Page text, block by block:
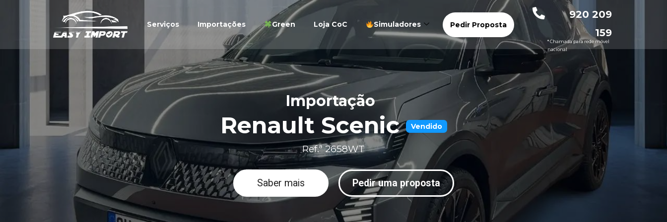
Serviços Importações Green Loja CoC Simuladores Pedir Proposta
920 209
159
* Chamada para rede móvel
nacional
Importação
Renault Scenic Vendido
Ref.ª 2658WT
Saber mais Pedir uma proposta